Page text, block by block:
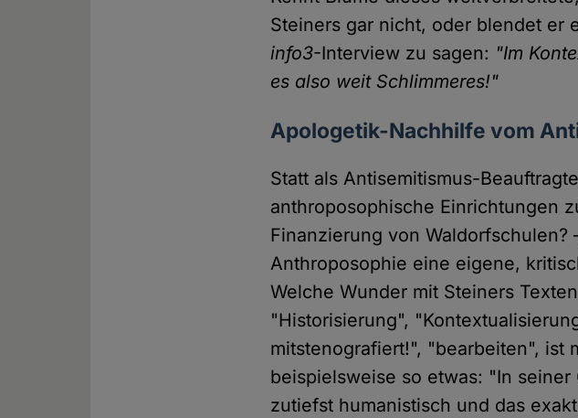
Steiners gar nicht, oder blendet er
info3-Interview zu sagen: "Im
es also weit Schlimmeres!"
Apologetik-Nachhilfe vom
Statt als Antisemitismus-
anthroposophische Einrichtungen
Finanzierung von
Anthroposophie eine eigene,
Welche Wunder mit Steiners
"Historisierung",
mitstenografiert!", "bearbeiten", ist
beispielsweise so etwas: "In
zutiefst humanistisch und das